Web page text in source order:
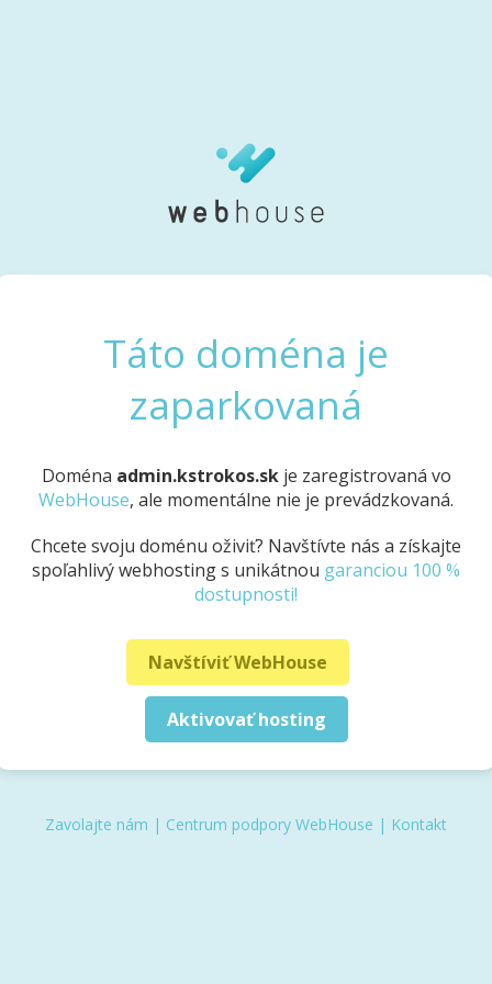
Táto doména je
zaparkovaná
Doména admin.kstrokos.skje zaregistrovaná vo
WebHouse, ale momentálne nie je prevádzkovaná.
Chcete svoju doménu oživiť? Navštívte nás a získajte
spoľahlivý webhosting s unikátnou garanciou 100 %
dostupnosti!
Navštíviť WebHouse
Aktivovať hosting
Zavolajte nám | Centrum podpory WebHouse | Kontakt